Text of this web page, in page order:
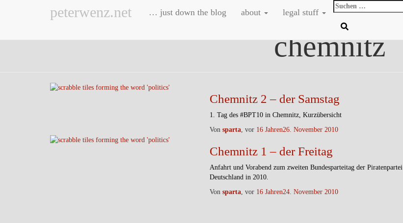
peterwenz.net … just down the blog about legal stuff
Suchen
nach:
chemnitz
Chemnitz 2 – der Samstag
1. Tag des #BPT10 in Chemnitz, Kurzübersicht
Von sparta, vor 16 Jahren26. November 2010
Chemnitz 1 – der Freitag
Anfahrt und Vorabend zum zweiten Bundesparteitag der Piratenpartei
Deutschland in 2010.
Von sparta, vor 16 Jahren24. November 2010